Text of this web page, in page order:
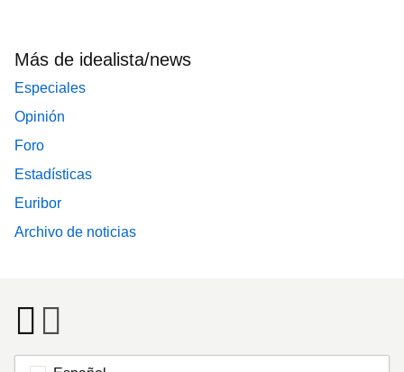
Más de idealista/news
Especiales
Opinión
Foro
Estadísticas
Euribor
Archivo de noticias